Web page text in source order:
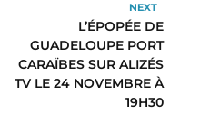
NEXT
L’ÉPOPÉE DE
GUADELOUPE PORT
CARAÏBES SUR ALIZÉS
TV LE 24 NOVEMBRE À
19H30